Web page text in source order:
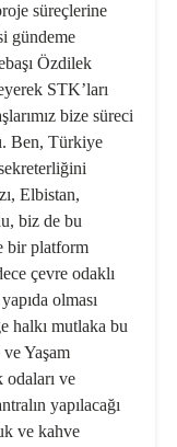
süreçleri­ne
gündeme
Özdi­lek
STK’ları
bize süreci
Ben, Türki­ye
El­bistan,
biz de bu
bir platform
çevre odaklı
olması
halkı mutlaka bu
Yaşam
ve
yapılacağı
ve kahve